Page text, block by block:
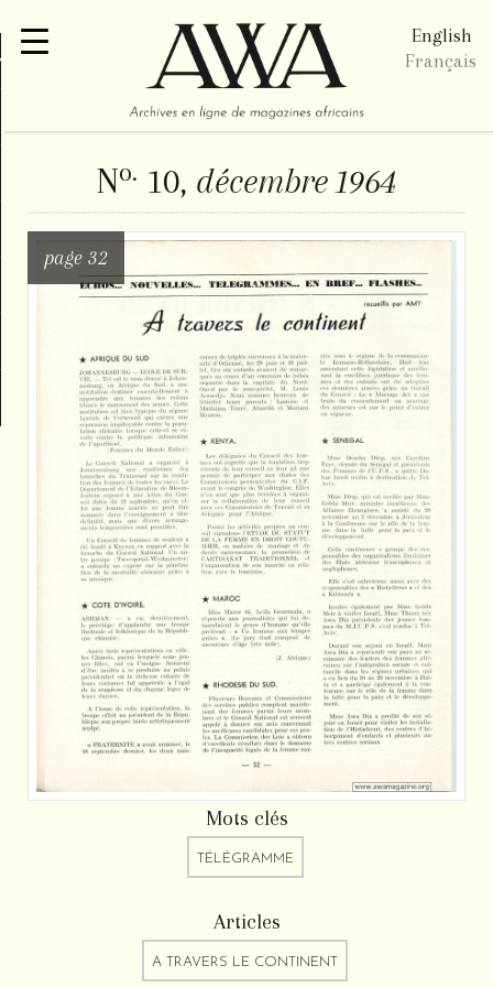
English
Français
No. 10, décembre 1964
page 32
Mots clés
TÉLÉGRAMME
Articles
A TRAVERS LE CONTINENT